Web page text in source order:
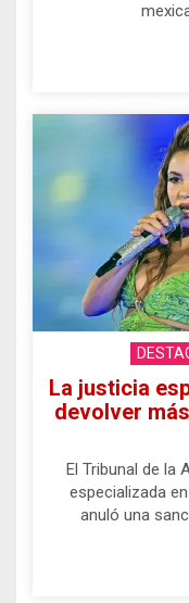
La justicia
devolver
El Tribunal de la
especializada
anuló una